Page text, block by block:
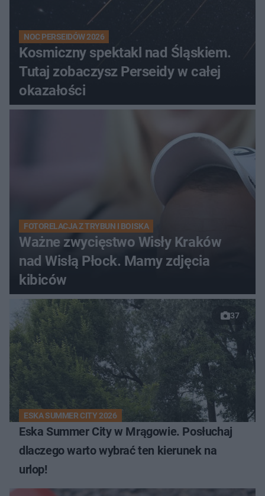
NOC PERSEIDÓW 2026
Kosmiczny spektakl nad Śląskiem.
Tutaj zobaczysz Perseidy w całej
okazałości
FOTORELACJA Z TRYBUN I BOISKA
Ważne zwycięstwo Wisły Kraków
nad Wisłą Płock. Mamy zdjęcia
kibiców
37
ESKA SUMMER CITY 2026
Eska Summer City w Mrągowie. Posłuchaj
dlaczego warto wybrać ten kierunek na
urlop!